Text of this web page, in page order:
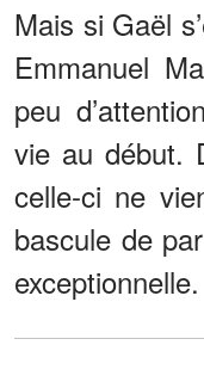
Mais si Gaël
Emmanuel
peu
vie au début.
celle-ci ne
bascule de
exceptionnelle.